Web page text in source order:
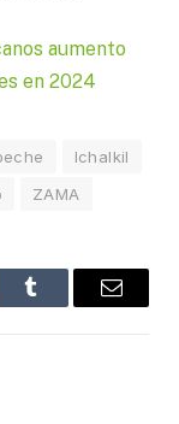
aumento
en 2024
Ichalkil
ZAMA
Tumblr Email